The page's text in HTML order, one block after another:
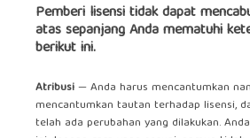
Pemberi lisensi tidak dapat
atas sepanjang Anda mematuhi
berikut ini.
Atribusi— Anda harus mencantumkan
mencantumkan tautan terhadap lisensi,
telah ada perubahan yang dilakukan.